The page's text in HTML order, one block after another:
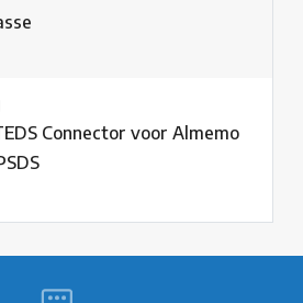
Connector voor Almemo